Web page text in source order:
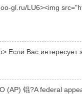
gl.ru/LU6><img
Если Вас
(AP) 锟?A federal